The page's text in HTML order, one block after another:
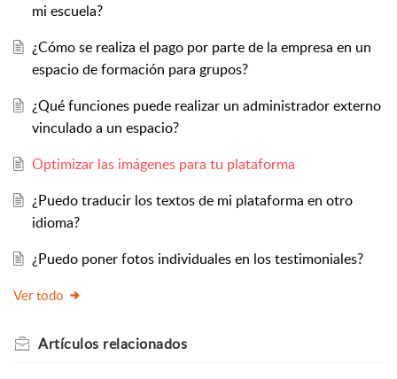
mi escuela?
¿Cómo se realiza el pago por parte de la empresa en un
espacio de formación para grupos?
¿Qué funciones puede realizar un administrador externo
vinculado a un espacio?
Optimizar las imágenes para tu plataforma
¿Puedo traducir los textos de mi plataforma en otro
idioma?
¿Puedo poner fotos individuales en los testimoniales?
Ver todo
Artículos relacionados